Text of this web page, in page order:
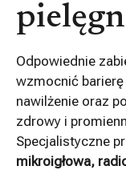
Odpowiednie
wzmocnić
nawilżenie oraz
zdrowy i
Specjalistyczne
mikroigłowa,